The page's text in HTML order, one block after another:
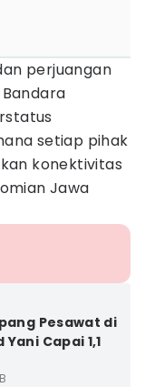
perjuangan
setiap pihak
konektivitas
Jawa
Pesawat di
Capai 1,1